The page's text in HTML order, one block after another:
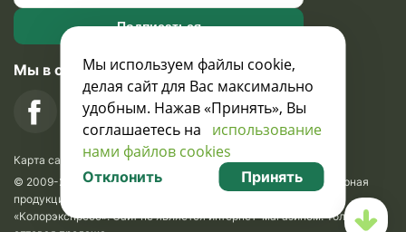
Подписаться
Мы в социальных сетях
Карта сайта
© 2009-2026 Krasavik.by. Сувениры оптом. Рекламно-сувенирная
продукция и сувениры с логотипом. УНН 100873745, ООО
«Колорэкспресс». Сайт не является интернет-магазином. Только
Мы используем файлы cookie,
делая сайт для Вас максимально
удобным. Нажав «Принять», Вы
соглашаетесь на использование
нами файлов cookies
Отклонить Принять